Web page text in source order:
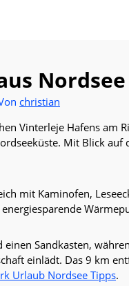
christian
Vinterleje Hafens am
Mit Blick
mit Kaminofen,
Sandkasten,
einlädt. Das 9 km
Urlaub Nordsee Tipps.